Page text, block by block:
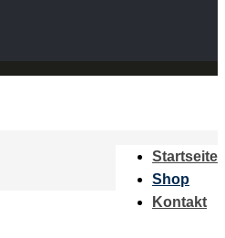
Startseite
Shop
Kontakt